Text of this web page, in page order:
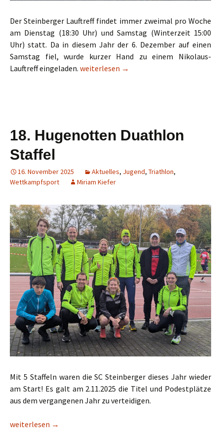
Der Steinberger Lauftreff findet immer zweimal pro Woche
am Dienstag (18:30 Uhr) und Samstag (Winterzeit 15:00
Uhr) statt. Da in diesem Jahr der 6. Dezember auf einen
Samstag fiel, wurde kurzer Hand zu einem Nikolaus-
Lauftreff eingeladen. Wunderbarer Nikolaus-Lauftreff
weiterlesen →
18. Hugenotten Duathlon
Staffel
16. November 2025 Aktuelles, Jugend, Triathlon,
Wettkampfsport
Miriam Kiefer
Mit 5 Staffeln waren die SC Steinberger dieses Jahr wieder
am Start! Es galt am 2.11.2025 die Titel und Podestplätze
aus dem vergangenen Jahr zu verteidigen.
18. Hugenotten Duathlon Staffel
weiterlesen →